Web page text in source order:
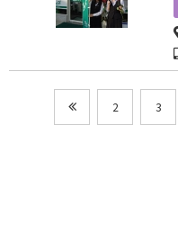
2 3